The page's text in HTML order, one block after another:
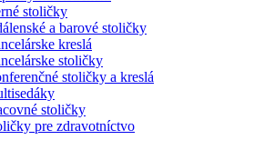
stoličky
a barové stoličky
kreslá
stoličky
stoličky a kreslá
stoličky
pre zdravotníctvo